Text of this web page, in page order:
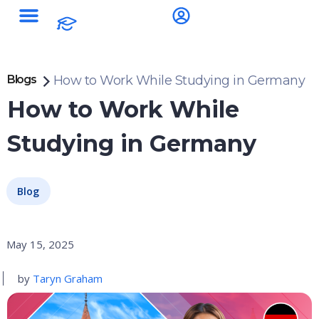
Blogs How to Work While Studying in Germany
How to Work While
Studying in Germany
Blog
May 15, 2025
by Taryn Graham